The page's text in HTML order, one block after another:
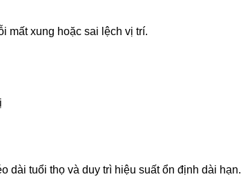
mất xung hoặc sai lệch vị trí.
dài tuổi thọ và duy trì hiệu suất ổn định dài hạn.